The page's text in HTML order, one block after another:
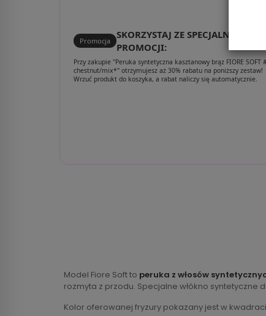
Promocja
SKORZYSTAJ ZE SPECJALNEJ
PROMOCJI:
Przy zakupie "Peruka syntetyczna kasztanowy brąz FIORE SOFT
chestnut/mix*" otrzymujesz aż 30% rabatu na poniższy zestaw!
Wrzuć produkt do koszyka, a rabat naliczy się automatycznie.
Model Fiore Soft to peruka z włosów
rozmyta z przodu. Specjalne włókno syntetyczne
Kolor oferowanej fryzury pokazany jest w